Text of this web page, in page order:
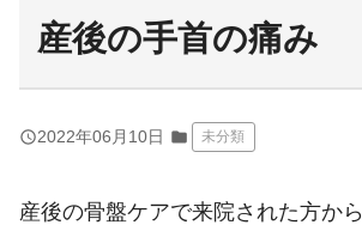
産後の手首の痛み
query_builder2022年06月10日 folder 未分類
産後の骨盤ケアで来院された方から